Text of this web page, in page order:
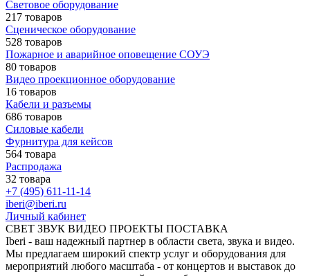
Световое оборудование
217 товаров
Сценическое оборудование
528 товаров
Пожарное и аварийное оповещение СОУЭ
80 товаров
Видео проекционное оборудование
16 товаров
Кабели и разъемы
686 товаров
Силовые кабели
Фурнитура для кейсов
564 товара
Распродажа
32 товара
+7 (495) 611-11-14
iberi@iberi.ru
Личный кабинет
СВЕТ ЗВУК ВИДЕО ПРОЕКТЫ ПОСТАВКА
Iberi - ваш надежный партнер в области света, звука и видео.
Мы предлагаем широкий спектр услуг и оборудования для
мероприятий любого масштаба - от концертов и выставок до